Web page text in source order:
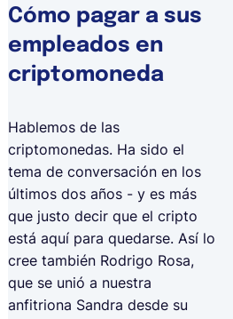
Cómo pagar a sus
empleados en
criptomoneda
Hablemos de las
criptomonedas. Ha sido el
tema de conversación en los
últimos dos años - y es más
que justo decir que el cripto
está aquí para quedarse. Así lo
cree también Rodrigo Rosa,
que se unió a nuestra
anfitriona Sandra desde su